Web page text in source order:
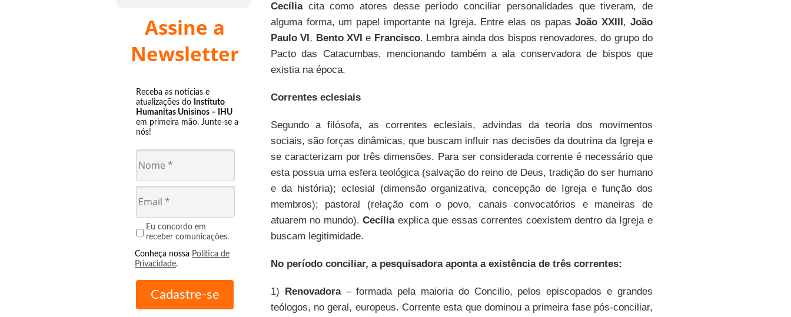
Assine a
Newsletter
Receba as notícias e
atualizações do Instituto
Humanitas Unisinos – IHU
em primeira mão. Junte-se a
nós!
Eu concordo em
receber comunicações.
Conheça nossa Política de
Privacidade.
Cecíliacita como atores desse período conciliar personalidades que tiveram, de
alguma forma, um papel importante na Igreja. Entre elas os papasJoão XXIII, João
Paulo VI, Bento XVI e Francisco. Lembra ainda dos bispos renovadores, do grupo do
Pacto das Catacumbas, mencionando também a ala conservadora de bispos que
existia na época.
Correntes eclesiais
Segundo a filósofa, as correntes eclesiais, advindas da teoria dos movimentos
sociais, são forças dinâmicas, que buscam influir nas decisões da doutrina da Igreja e
se caracterizam por três dimensões. Para ser considerada corrente é necessário que
esta possua uma esfera teológica (salvação do reino de Deus, tradição do ser humano
e da história); eclesial (dimensão organizativa, concepção de Igreja e função dos
membros); pastoral (relação com o povo, canais convocatórios e maneiras de
atuarem no mundo).Cecíliaexplica que essas correntes coexistem dentro da Igreja e
buscam legitimidade.
No período conciliar, a pesquisadora aponta a existência de três correntes:
1) Renovadora– formada pela maioria do Concilio, pelos episcopados e grandes
teólogos, no geral, europeus. Corrente esta que dominou a primeira fase pós-conciliar,